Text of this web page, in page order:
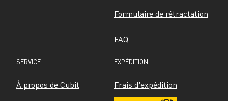
Formulaire de rétractation
FAQ
SERVICE
À propos de Cubit
EXPÉDITION
Frais d'expédition